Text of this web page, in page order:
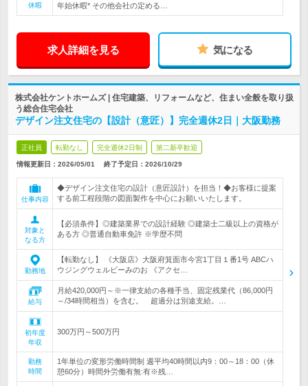
休暇
年始休暇* その他会社の定める…
求人詳細を見る 気になる
株式会社ケントホームズ | 住宅建築、リフォームなど、住まい全般を取り扱
う総合住宅会社
デザイン注文住宅の【設計（意匠）】完全週休2日｜大阪勤務
正社員 転勤なし 完全週休2日制 第二新卒歓迎
情報更新日：2026/05/01 終了予定日： 2026/10/29
仕事内容
◆デザイン注文住宅の設計（意匠設計）を担当！◆お客様に提案
する前工程段階の図面製作を中心にお願いいたします。
対象と
なる方
【必須条件】◎建築業界での設計経験 ◎建築士二級以上の資格が
ある方 ◎普通自動車免許 ※学歴不問
勤務地
【転勤なし】 《大阪店》大阪府箕面市今宮1丁目１番1号 ABCハ
ウジングウェルビーみのお 《アクセ…
給与
月給420,000円～※一律支給の各種手当、固定残業代（86,000円
～/34時間相当）を含む。 超過分は別途支給。…
初年度
年収
300万円～500万円
勤務
時間
1年単位の変形労働時間制 週平均40時間以内9：00～18：00（休
憩60分）時間外労働有無:有※残…